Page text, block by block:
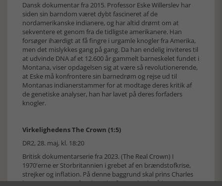
Dansk dokumentar fra 2015. Professor Eske Willerslev har
siden sin barndom været dybt fascineret af de
nordamerikanske indianere, og har altid drømt om at
sekventere et genom fra de tidligste amerikanere. Han
forsøger ihærdigt at få fingre i urgamle knogler fra Amerika,
men det mislykkes gang på gang. Da han endelig inviteres til
at udvinde DNA af et 12.600 år gammelt barneskelet fundet i
Montana, viser opdagelsen sig at være så revolutionerende,
at Eske må konfrontere sin barnedrøm og rejse ud til
Montanas indianerstammer for at modtage deres kritik af
de genetiske analyser, han har lavet på deres forfaders
knogler.
Virkelighedens The Crown (1:5)
DR2, 28. maj, kl. 18:20
Britisk dokumentarserie fra 2023. (The Real Crown) I
1970'erne er Storbritannien i grebet af en brændstofkrise,
strejker og inflation. På denne baggrund skal prins Charles
krones som prins af Wales - det første skridt på hans rejse